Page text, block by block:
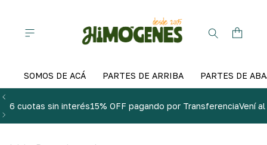
SOMOS DE ACÁ PARTES DE ARRIBA PARTES DE
6 cuotas sin interés15% OFF pagando por TransferenciaVení